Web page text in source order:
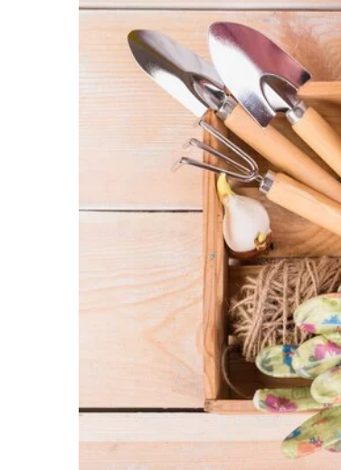
24 czerwca 2024
Jak wybrać odpowiednie
sufitowe do każdego
Poradnik dla każdego, kto
wyselekcjonować
doskonale wpasuje się w
pomieszczenia. Poznaj
które trzeba wziąć pod